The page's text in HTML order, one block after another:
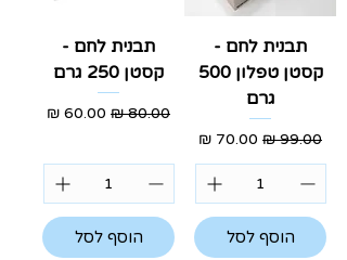
תבנית לחם -
קסטן טפלון 500
גרם
מחיר רגיל מחיר מבצע
הוסף לסל
תבנית לחם -
קסטן 250 גרם
מחיר רגיל מחיר מבצע
הוסף לסל